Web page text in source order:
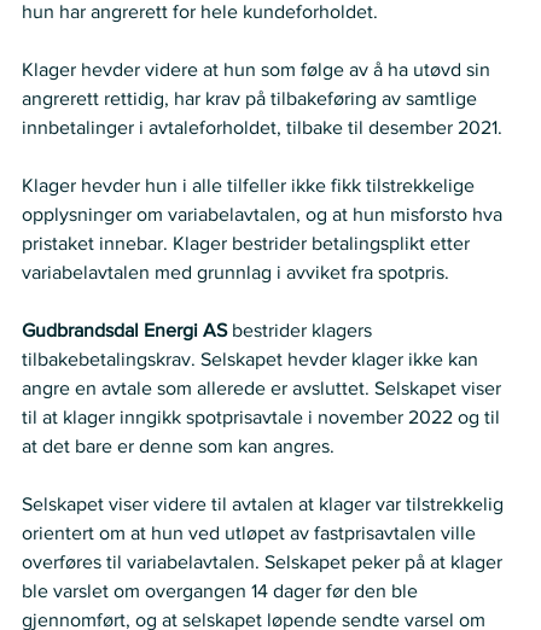
hun har angrerett for hele kundeforholdet.
Klager hevder videre at hun som følge av å ha utøvd sin
angrerett rettidig, har krav på tilbakeføring av samtlige
innbetalinger i avtaleforholdet, tilbake til desember 2021.
Klager hevder hun i alle tilfeller ikke fikk tilstrekkelige
opplysninger om variabelavtalen, og at hun misforsto hva
pristaket innebar. Klager bestrider betalingsplikt etter
variabelavtalen med grunnlag i avviket fra spotpris.
Gudbrandsdal Energi AS bestrider klagers
tilbakebetalingskrav. Selskapet hevder klager ikke kan
angre en avtale som allerede er avsluttet. Selskapet viser
til at klager inngikk spotprisavtale i november 2022 og til
at det bare er denne som kan angres.
Selskapet viser videre til avtalen at klager var tilstrekkelig
orientert om at hun ved utløpet av fastprisavtalen ville
overføres til variabelavtalen. Selskapet peker på at klager
ble varslet om overgangen 14 dager før den ble
gjennomført, og at selskapet løpende sendte varsel om